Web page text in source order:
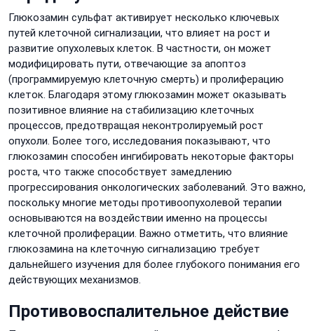
Глюкозамин сульфат активирует несколько ключевых
путей клеточной сигнализации, что влияет на рост и
развитие опухолевых клеток. В частности, он может
модифицировать пути, отвечающие за апоптоз
(программируемую клеточную смерть) и пролиферацию
клеток. Благодаря этому глюкозамин может оказывать
позитивное влияние на стабилизацию клеточных
процессов, предотвращая неконтролируемый рост
опухоли. Более того, исследования показывают, что
глюкозамин способен ингибировать некоторые факторы
роста, что также способствует замедлению
прогрессирования онкологических заболеваний. Это важно,
поскольку многие методы противоопухолевой терапии
основываются на воздействии именно на процессы
клеточной пролиферации. Важно отметить, что влияние
глюкозамина на клеточную сигнализацию требует
дальнейшего изучения для более глубокого понимания его
действующих механизмов.
Противовоспалительное действие